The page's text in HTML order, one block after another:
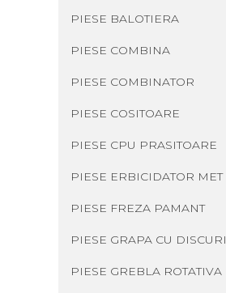
PIESE BALOTIERA
PIESE COMBINA
PIESE COMBINATOR
PIESE COSITOARE
PIESE CPU PRASITOARE
PIESE ERBICIDATOR MET
PIESE FREZA PAMANT
PIESE GRAPA CU DISCURI
PIESE GREBLA ROTATIVA